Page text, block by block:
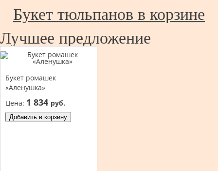
Букет тюльпанов в корзине
Лучшее предложение
Букет ромашек
«Аленушка»
Цена: 1 834 руб.
Добавить в корзину